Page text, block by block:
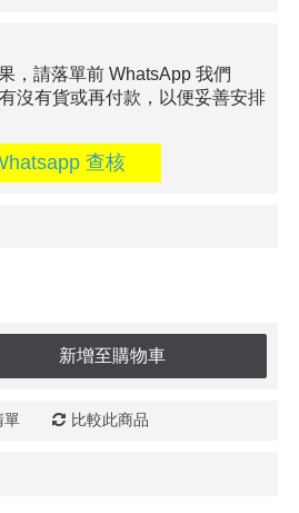
，請落單前 WhatsApp 我們
有沒有貨或再付款，以便妥善安排
查核
新增至購物車
單 比較此商品